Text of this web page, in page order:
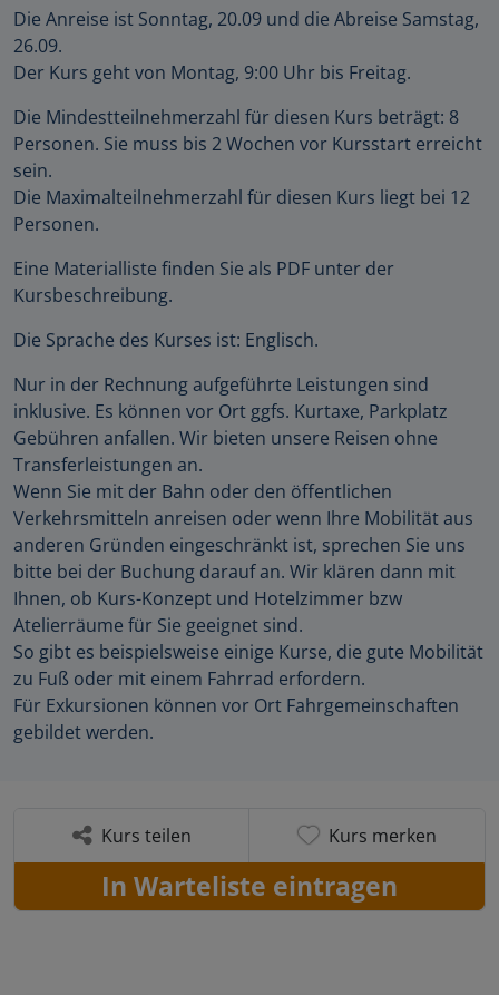
Die Anreise ist Sonntag, 20.09 und die Abreise Samstag,
26.09.
Der Kurs geht von Montag, 9:00 Uhr bis Freitag.
Die Mindestteilnehmerzahl für diesen Kurs beträgt: 8
Personen. Sie muss bis 2 Wochen vor Kursstart erreicht
sein.
Die Maximalteilnehmerzahl für diesen Kurs liegt bei 12
Personen.
Eine Materialliste finden Sie als PDF unter der
Kursbeschreibung.
Die Sprache des Kurses ist: Englisch.
Nur in der Rechnung aufgeführte Leistungen sind
inklusive. Es können vor Ort ggfs. Kurtaxe, Parkplatz
Gebühren anfallen. Wir bieten unsere Reisen ohne
Transferleistungen an.
Wenn Sie mit der Bahn oder den öffentlichen
Verkehrsmitteln anreisen oder wenn Ihre Mobilität aus
anderen Gründen eingeschränkt ist, sprechen Sie uns
bitte bei der Buchung darauf an. Wir klären dann mit
Ihnen, ob Kurs-Konzept und Hotelzimmer bzw
Atelierräume für Sie geeignet sind.
So gibt es beispielsweise einige Kurse, die gute Mobilität
zu Fuß oder mit einem Fahrrad erfordern.
Für Exkursionen können vor Ort Fahrgemeinschaften
gebildet werden.
Kurs teilen Kurs merken
In Warteliste eintragen